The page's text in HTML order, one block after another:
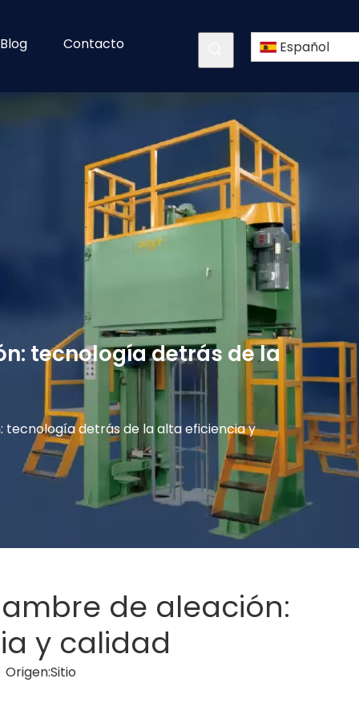
Blog Contacto Español
tecnología detrás de la
detrás de la alta eficiencia y
de aleación:
y calidad
Sitio